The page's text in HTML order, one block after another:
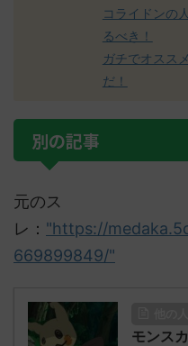
コライドンの
るべき！
ガチでオスス
だ！
別の記事
元のス
レ： "https://
669899849/"
モンス